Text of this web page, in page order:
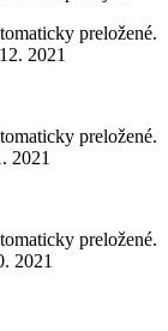
preložené.
2021
preložené.
2021
preložené.
2021